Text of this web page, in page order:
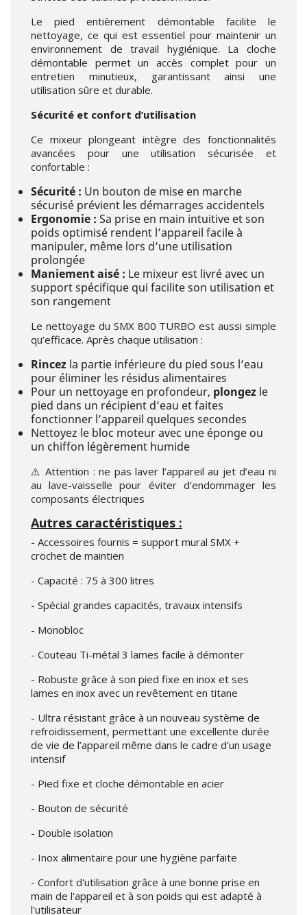
Le pied entièrement démontable facilite le
nettoyage, ce qui est essentiel pour maintenir un
environnement de travail hygiénique. La cloche
démontable permet un accès complet pour un
entretien minutieux, garantissant ainsi une
utilisation sûre et durable.
Sécurité et confort d’utilisation
Ce mixeur plongeant intègre des fonctionnalités
avancées pour une utilisation sécurisée et
confortable :
Sécurité : Un bouton de mise en marche
sécurisé prévient les démarrages accidentels
Ergonomie : Sa prise en main intuitive et son
poids optimisé rendent l’appareil facile à
manipuler, même lors d’une utilisation
prolongée
Maniement aisé : Le mixeur est livré avec un
support spécifique qui facilite son utilisation et
son rangement
Le nettoyage du SMX 800 TURBO est aussi simple
qu’efficace. Après chaque utilisation :
Rincez la partie inférieure du pied sous l’eau
pour éliminer les résidus alimentaires
Pour un nettoyage en profondeur, plongez le
pied dans un récipient d’eau et faites
fonctionner l’appareil quelques secondes
Nettoyez le bloc moteur avec une éponge ou
un chiffon légèrement humide
⚠️ Attention : ne pas laver l’appareil au jet d’eau ni
au lave-vaisselle pour éviter d’endommager les
composants électriques
Autres caractéristiques :
- Accessoires fournis = support mural SMX +
crochet de maintien
- Capacité : 75 à 300 litres
- Spécial grandes capacités, travaux intensifs
- Monobloc
- Couteau Ti-métal 3 lames facile à démonter
- Robuste grâce à son pied fixe en inox et ses
lames en inox avec un revêtement en titane
- Ultra résistant grâce à un nouveau système de
refroidissement, permettant une excellente durée
de vie de l’appareil même dans le cadre d'un usage
intensif
- Pied fixe et cloche démontable en acier
- Bouton de sécurité
- Double isolation
- Inox alimentaire pour une hygiène parfaite
- Confort d'utilisation grâce à une bonne prise en
main de l'appareil et à son poids qui est adapté à
l'utilisateur